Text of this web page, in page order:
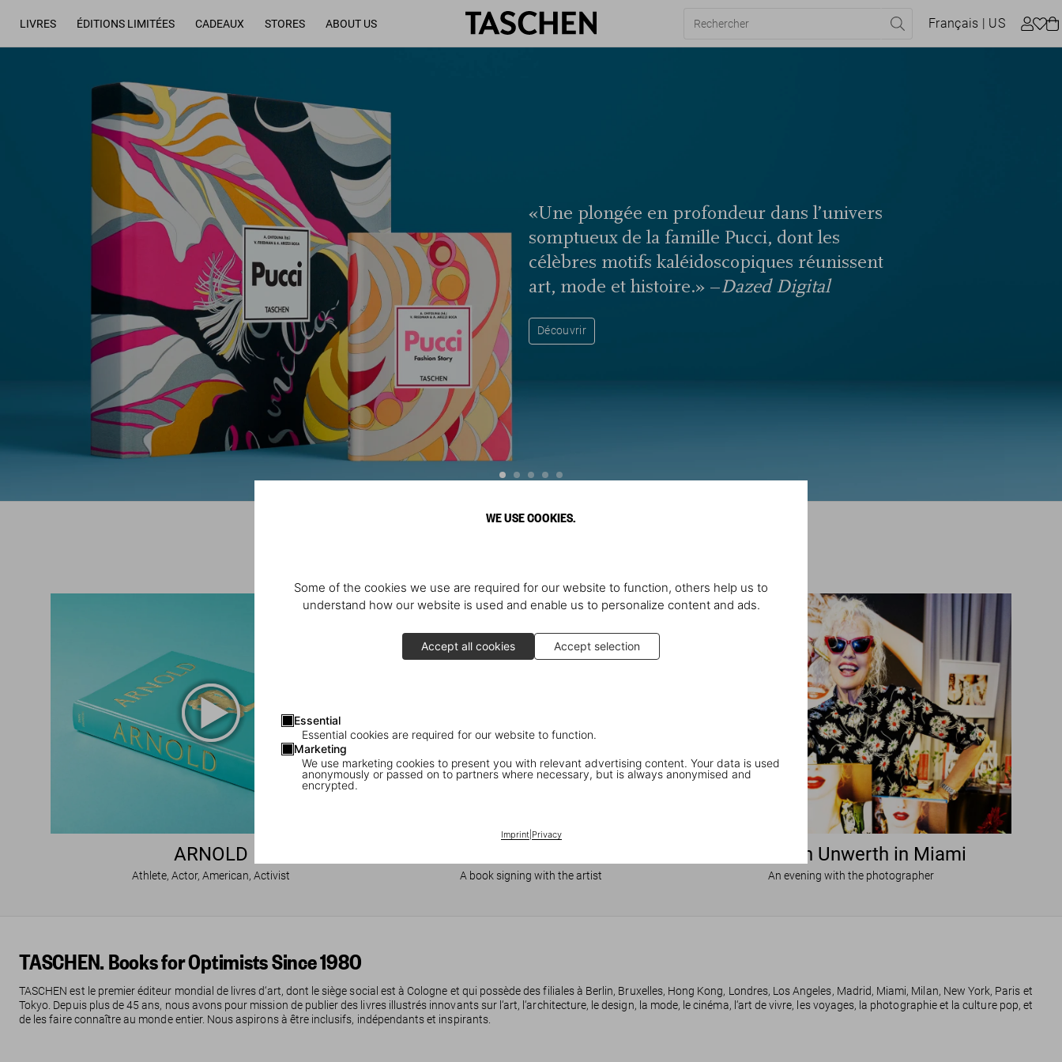
WE USE COOKIES.
Some of the cookies we use are required for our website to function, others help us to
understand how our website is used and enable us to personalize content and ads.
Accept all cookies Accept selection
Essential
Essential cookies are required for our website to function.
Marketing
We use marketing cookies to present you with relevant advertising content. Your data is used
anonymously or passed on to partners where necessary, but is always anonymised and
encrypted.
Imprint| Privacy
LIVRES ÉDITIONS LIMITÉES CADEAUX STORES ABOUT US Français | US
«Une plongée en profondeur dans l’univers
somptueux de la famille Pucci, dont les
célèbres motifs kaléidoscopiques réunissent
art, mode et histoire.» –Dazed Digital
Découvrir
ARNOLD
Athlete, Actor, American, Activist A book signing with the artist
Ellen von Unwerth in Miami
An evening with the photographer
TASCHEN. Books for Optimists Since 1980
TASCHEN est le premier éditeur mondial de livres d‘art, dont le siège social est à Cologne et qui possède des filiales à Berlin, Bruxelles, Hong Kong, Londres, Los Angeles, Madrid, Miami, Milan, New York, Paris et
Tokyo. Depuis plus de 45 ans, nous avons pour mission de publier des livres illustrés innovants sur l‘art, l‘architecture, le design, la mode, le cinéma, l‘art de vivre, les voyages, la photographie et la culture pop, et
de les faire connaître au monde entier. Nous aspirons à être inclusifs, indépendants et inspirants.